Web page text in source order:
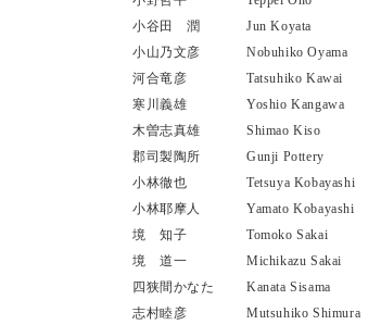
小谷田 潤
Jun Koyata
小山乃文彦
Nobuhiko Oyama
河合竜彦
Tatsuhiko Kawai
寒川義雄
Yoshio Kangawa
木曽志真雄
Shimao Kiso
郡司製陶所
Gunji Pottery
小林徹也
Tetsuya Kobayashi
小林耶摩人
Yamato Kobayashi
境 知子
Tomoko Sakai
境 道一
Michikazu Sakai
四狭間かなた
Kanata Sisama
志村睦彦
Mutsuhiko Shimura